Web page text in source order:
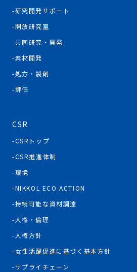
研究開発サポート
開放研究室
共同研究・開発
素材開発
処方・製剤
評価
CSR
CSRトップ
CSR推進体制
環境
NIKKOL ECO ACTION
持続可能な資材調達
人権・倫理
人権方針
女性活躍促進に基づく基本方針
サプライチェーン